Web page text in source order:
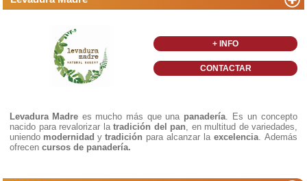
+ INFO
CONTACTAR
Levadura Madre es mucho más que una panadería . Es un concepto
nacido para revalorizar la tradición del pan , en multitud de variedades,
uniendo modernidad y tradición para alcanzar la excelencia . Además
ofrecen cursos de panadería.